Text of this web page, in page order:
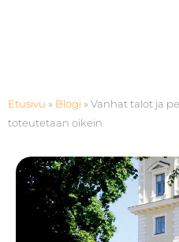
Etusivu » Blogi » Vanhat talot ja
toteutetaan oikein